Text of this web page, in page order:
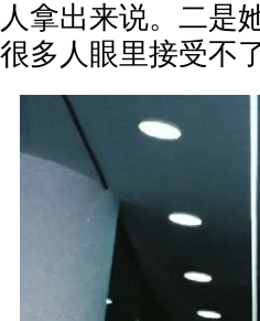
人拿出来说。二是
很多人眼里接受不了